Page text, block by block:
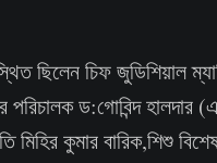
ছিলেন চিফ জুডিশিয়াল
পরিচালক ড:গোবিন্দ হালদার
মিহির কুমার বারিক,শিশু